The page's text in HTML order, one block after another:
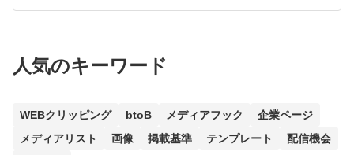
人気のキーワード
WEBクリッピング btoB メディアフック
企業ページ
メディアリスト
画像 掲載基準 テンプレート
配信機会